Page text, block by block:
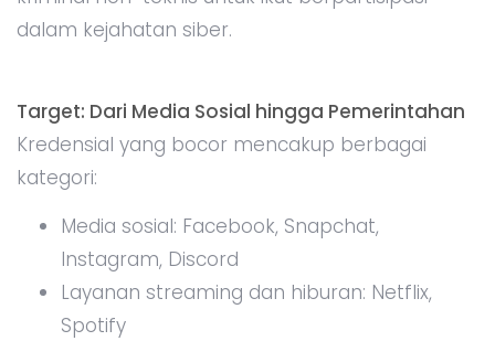
dalam kejahatan siber.
Target: Dari Media Sosial hingga Pemerintahan
Kredensial yang bocor mencakup berbagai
kategori:
Media sosial: Facebook, Snapchat,
Instagram, Discord
Layanan streaming dan hiburan: Netflix,
Spotify